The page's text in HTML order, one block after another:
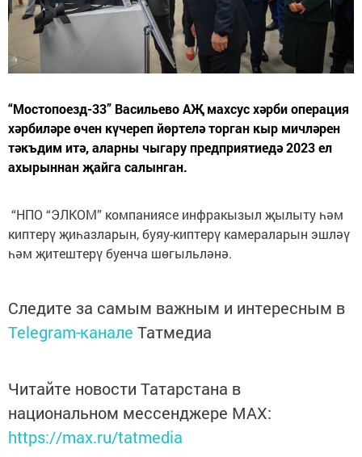
“Мостопоезд-33” Васильево АҖ махсус хәрби операция
хәрбиләре өчен күчереп йөртелә торган кыр мичләрен
тәкъдим итә, аларны чыгару предприятиедә 2023 ел
ахырыннан җайга салынган.
“НПО “ЭЛКОМ” компаниясе инфракызыл җылыту һәм
киптерү җиһазларын, буяу-киптерү камераларын эшләү
һәм җитештерү буенча шөгыльләнә.
Следите за самым важным и интересным в
Telegram-канале Татмедиа
Читайте новости Татарстана в
национальном мессенджере MАХ:
https://max.ru/tatmedia